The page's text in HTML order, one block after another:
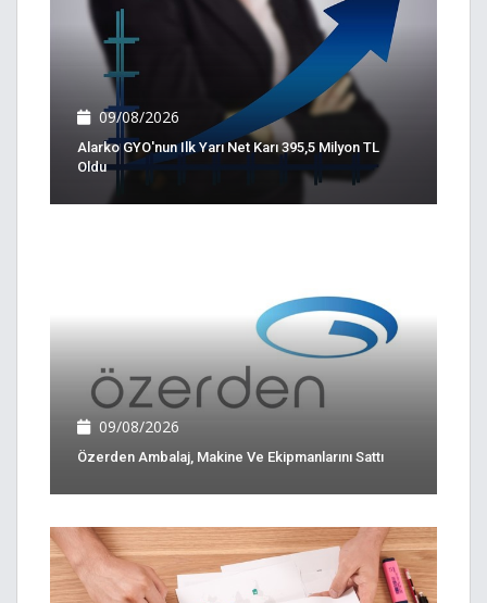
09/08/2026
Alarko GYO'nun Ilk Yarı Net Karı 395,5 Milyon TL
Oldu
09/08/2026
Özerden Ambalaj, Makine Ve Ekipmanlarını Sattı